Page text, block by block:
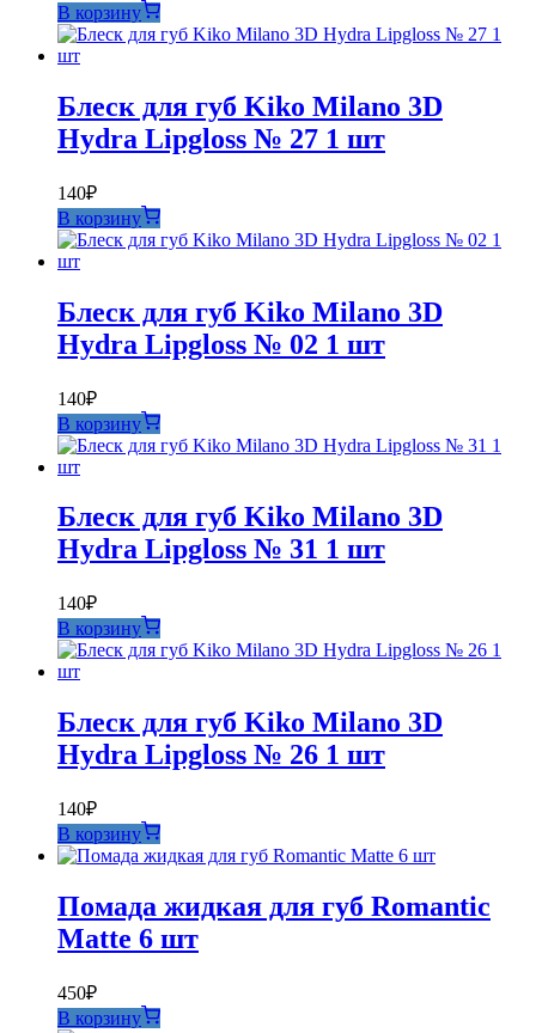
В корзину
Блеск для губ Kiko Milano 3D
Hydra Lipgloss № 27 1 шт
140₽
В корзину
Блеск для губ Kiko Milano 3D
Hydra Lipgloss № 02 1 шт
140₽
В корзину
Блеск для губ Kiko Milano 3D
Hydra Lipgloss № 31 1 шт
140₽
В корзину
Блеск для губ Kiko Milano 3D
Hydra Lipgloss № 26 1 шт
140₽
В корзину
Помада жидкая для губ Romantic
Matte 6 шт
450₽
В корзину